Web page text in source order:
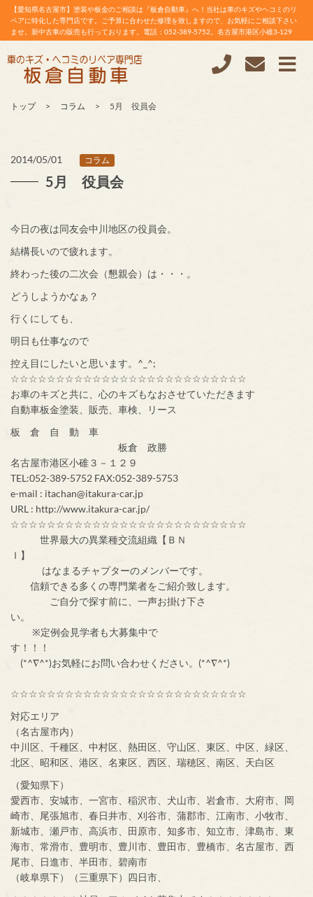
【愛知県名古屋市】塗装や板金のご相談は『板倉自動車』へ！当社は車のキズやヘコミのリ
ペアに特化した専門店です。ご予算に合わせた修理を致しますので、お気軽にご相談下さい
ませ。新中古車の販売も行っております。電話：052-389-5752。名古屋市港区小碓3-129
トップ コラム 5月 役員会
2014/05/01 コラム
5月 役員会
今日の夜は同友会中川地区の役員会。
結構長いので疲れます。
終わった後の二次会（懇親会）は・・・。
どうしようかなぁ？
行くにしても、
明日も仕事なので
控え目にしたいと思います。^_^;
☆☆☆☆☆☆☆☆☆☆☆☆☆☆☆☆☆☆☆☆☆☆☆☆☆☆
お車のキズと共に、心のキズもなおさせていただきます
自動車板金塗装、販売、車検、リース
板 倉 自 動 車
板倉 政勝
名古屋市港区小碓３－１２９
TEL:052-389-5752 FAX:052-389-5753
e-mail : itachan@itakura-car.jp
URL : http://www.itakura-car.jp/
☆☆☆☆☆☆☆☆☆☆☆☆☆☆☆☆☆☆☆☆☆☆☆☆☆☆
世界最大の異業種交流組織【ＢＮ
Ｉ】
はなまるチャプターのメンバーです。
信頼できる多くの専門業者をご紹介致します。
ご自分で探す前に、一声お掛け下さ
い。
※定例会見学者も大募集中で
す！！！
(*^∇^*)お気軽にお問い合わせください。(*^∇^*)
☆☆☆☆☆☆☆☆☆☆☆☆☆☆☆☆☆☆☆☆☆☆☆☆☆☆
対応エリア
（名古屋市内）
中川区、千種区、中村区、熱田区、守山区、東区、中区、緑区、
北区、昭和区、港区、名東区、西区、瑞穂区、南区、天白区
（愛知県下）
愛西市、安城市、一宮市、稲沢市、犬山市、岩倉市、大府市、岡
崎市、尾張旭市、春日井市、刈谷市、蒲郡市、江南市、小牧市、
新城市、瀬戸市、高浜市、田原市、知多市、知立市、津島市、東
海市、常滑市、豊明市、豊川市、豊田市、豊橋市、名古屋市、西
尾市、日進市、半田市、碧南市
（岐阜県下）（三重県下）四日市、